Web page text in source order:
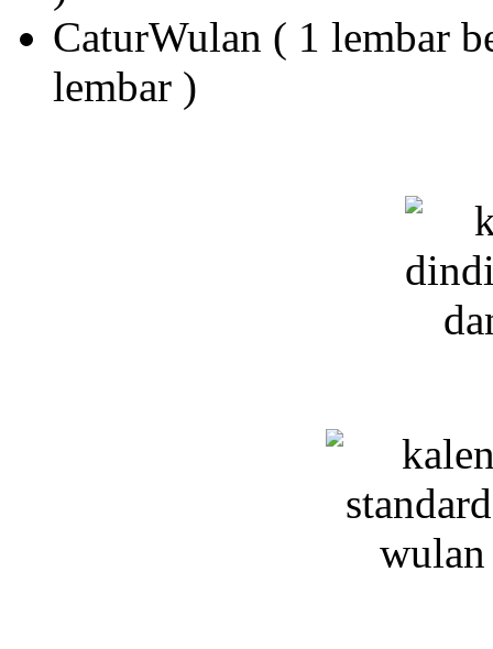
CaturWulan ( 1 lembar
lembar )